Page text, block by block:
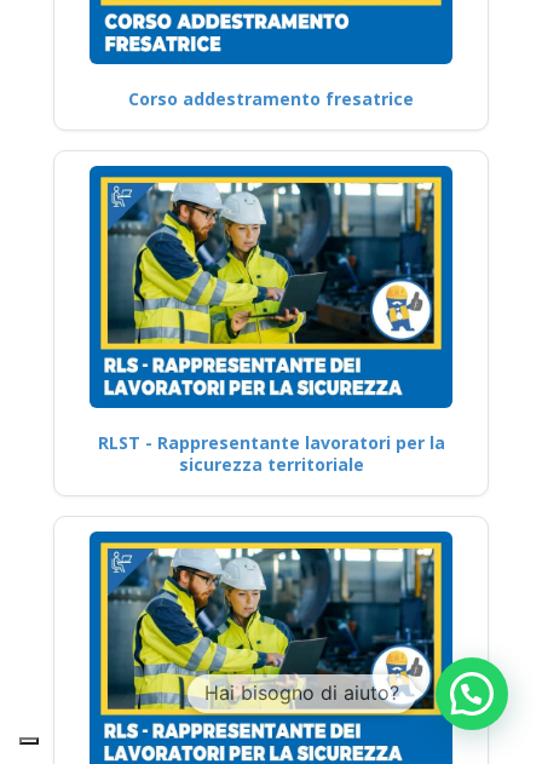
Corso addestramento fresatrice
RLST - Rappresentante lavoratori per la
sicurezza territoriale